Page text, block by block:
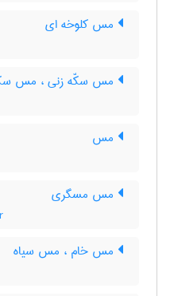
مس کلوخه ای
مس سکّه زنی ، مس
مس
مس مسگری
مس خام ، مس سیاه